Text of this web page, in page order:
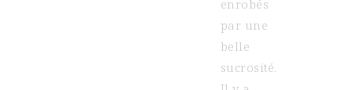
enrobés
par une
belle
sucrosité.